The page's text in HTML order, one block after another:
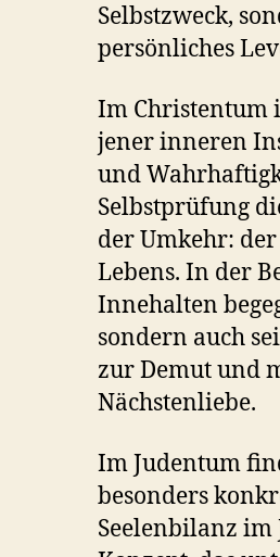
Selbstzweck,
persönliches
Im Christentum
jener inneren
und
Selbstprüfung
der Umkehr:
Lebens. In der
Innehalten
sondern auch
zur Demut und
Nächstenliebe.
Im Judentum
besonders
Seelenbilanz